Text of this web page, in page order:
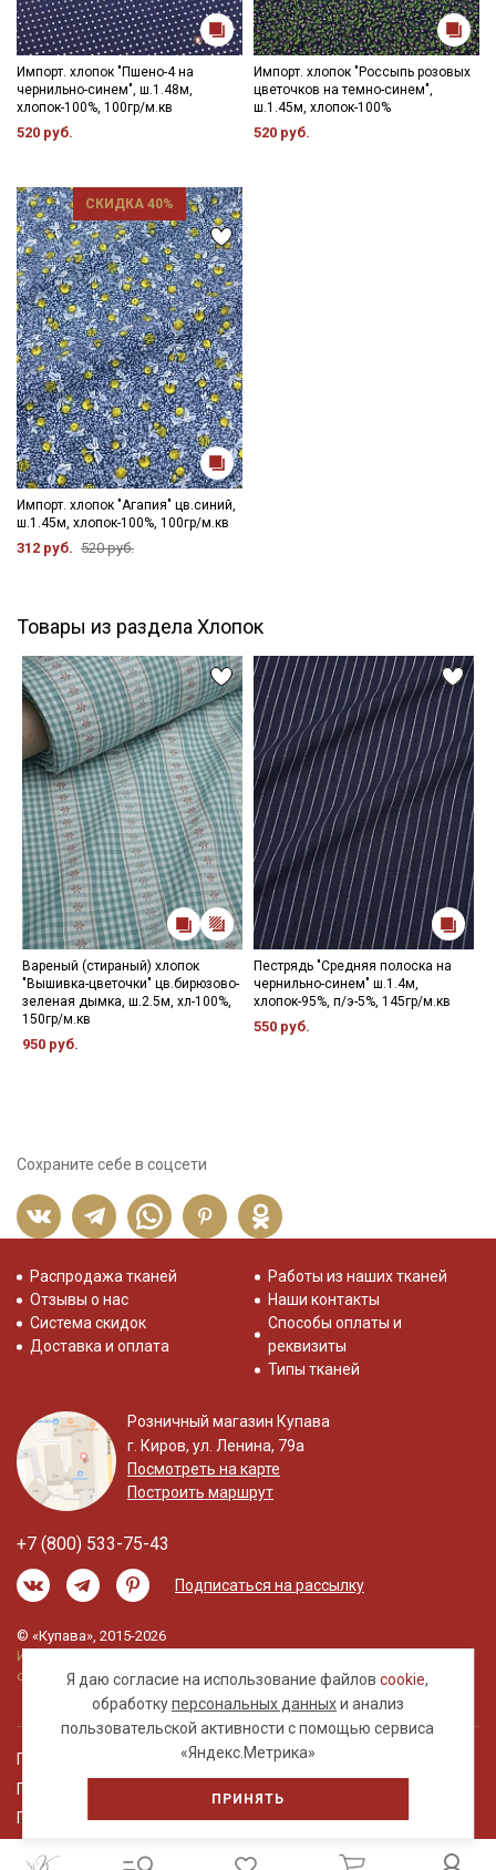
Импорт. хлопок "Пшено-4 на
чернильно-синем", ш.1.48м,
хлопок-100%, 100гр/м.кв
520 руб.
Импорт. хлопок "Россыпь розовых
цветочков на темно-синем",
ш.1.45м, хлопок-100%
520 руб.
СКИДКА 40%
Импорт. хлопок "Агапия" цв.синий,
ш.1.45м, хлопок-100%, 100гр/м.кв
312 руб. 520 руб.
Товары из раздела Хлопок
Вареный (стираный) хлопок
"Вышивка-цветочки" цв.бирюзово-
зеленая дымка, ш.2.5м, хл-100%,
150гр/м.кв
950 руб.
Пестрядь "Средняя полоска на
чернильно-синем" ш.1.4м,
хлопок-95%, п/э-5%, 145гр/м.кв
550 руб.
Сохраните себе в соцсети
Я даю согласие на использование файловcookie,
обработкуперсональных данныхи анализ
пользовательской активности с помощью сервиса
«Яндекс.Метрика»
ПРИНЯТЬ
Распродажа тканей
Отзывы о нас
Система скидок
Доставка и оплата
Работы из наших тканей
Наши контакты
Способы оплаты и
реквизиты
Типы тканей
Розничный магазин Купава
г. Киров, ул. Ленина, 79а
Посмотреть на карте
Построить маршрут
+7 (800) 533-75-43
Подписаться на рассылку
© «Купава», 2015-2026
Информация на сайте не является публичной
офертой.
Правовая информация
Политика обработки персональных данных
Пользовательское соглашение